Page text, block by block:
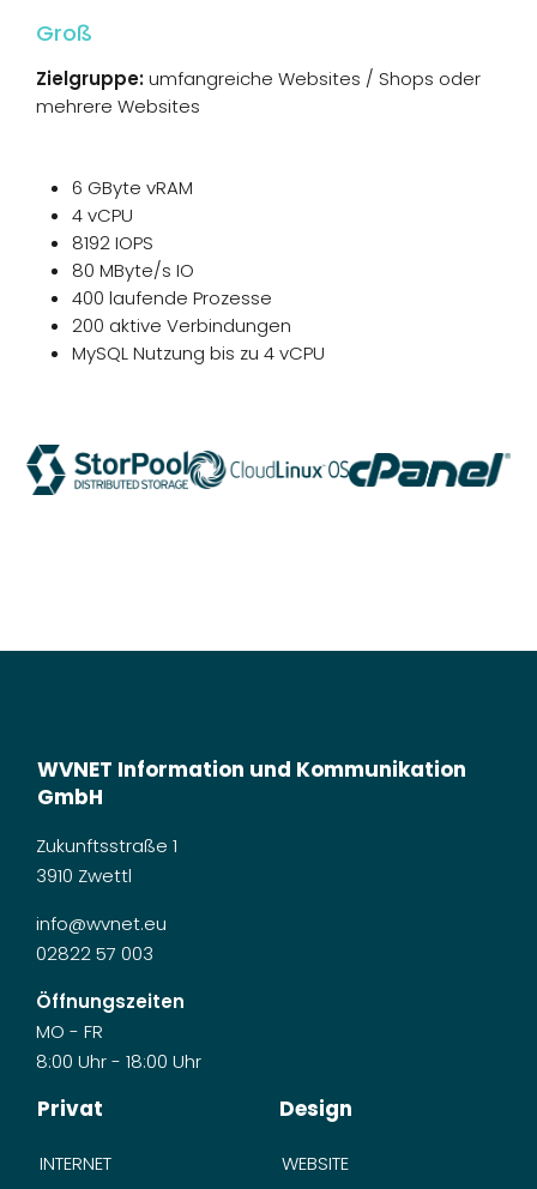
Groß
Zielgruppe:umfangreiche Websites / Shops oder
mehrere Websites
6 GByte vRAM
4 vCPU
8192 IOPS
80 MByte/s IO
400 laufende Prozesse
200 aktive Verbindungen
MySQL Nutzung bis zu 4 vCPU
WVNET Information und Kommunikation
GmbH
Zukunftsstraße 1
3910 Zwettl
info@wvnet.eu
02822 57 003
Öffnungszeiten
MO - FR
8:00 Uhr - 18:00 Uhr
Privat
INTERNET
Design
WEBSITE